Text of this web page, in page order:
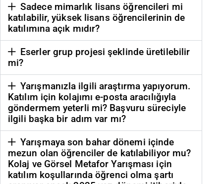
Sadece mimarlık lisans öğrencileri mi
katılabilir, yüksek lisans öğrencilerinin de
katılımına açık mıdır?
Eserler grup projesi şeklinde üretilebilir
mi?
Yarışmanızla ilgili araştırma yapıyorum.
Katılım için kolajımı e-posta aracılığıyla
göndermem yeterli mi? Başvuru süreciyle
ilgili başka bir adım var mı?
Yarışmaya son bahar dönemi içinde
mezun olan öğrenciler de katılabiliyor mu?
Kolaj ve Görsel Metafor Yarışması için
katılım koşullarında öğrenci olma şartı